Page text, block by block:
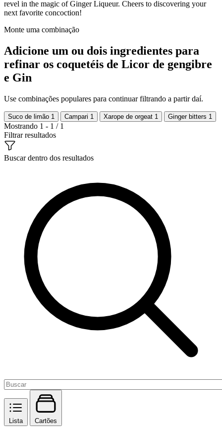
revel in the magic of Ginger Liqueur. Cheers to discovering your
next favorite concoction!
Monte uma combinação
Adicione um ou dois ingredientes para
refinar os coquetéis de Licor de gengibre
e Gin
Use combinações populares para continuar filtrando a partir daí.
Suco de limão 1 Campari 1 Xarope de orgeat 1 Ginger bitters 1
Mostrando 1 - 1 / 1
Filtrar resultados
Buscar dentro dos resultados
Lista Cartões